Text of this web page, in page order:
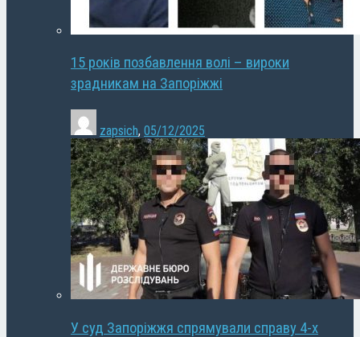
15 років позбавлення волі – вироки
зрадникам на Запоріжжі
zapsich, 05/12/2025
У суд Запоріжжя спрямували справу 4-х